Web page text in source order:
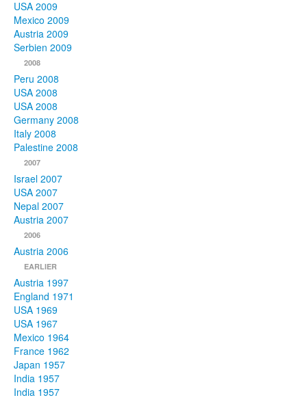
USA 2009
Mexico 2009
Austria 2009
Serbien 2009
2008
Peru 2008
USA 2008
USA 2008
Germany 2008
Italy 2008
Palestine 2008
2007
Israel 2007
USA 2007
Nepal 2007
Austria 2007
2006
Austria 2006
EARLIER
Austria 1997
England 1971
USA 1969
USA 1967
Mexico 1964
France 1962
Japan 1957
India 1957
India 1957